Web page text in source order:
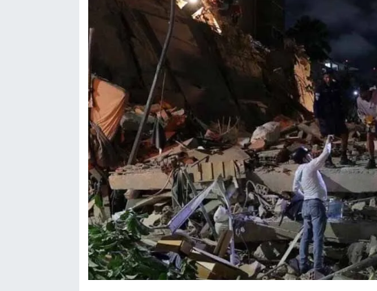
TEKNOLOJİ
VAN'DA SPOR